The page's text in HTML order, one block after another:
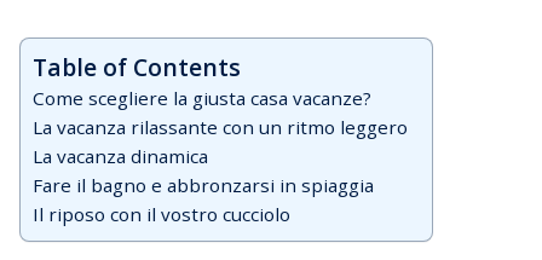
Table of Contents
Come scegliere la giusta casa vacanze?
La vacanza rilassante con un ritmo leggero
La vacanza dinamica
Fare il bagno e abbronzarsi in spiaggia
Il riposo con il vostro cucciolo